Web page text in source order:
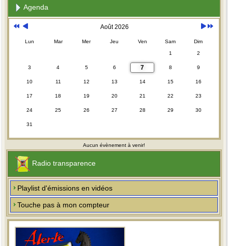
Agenda
Août 2026
Lun Mar Mer Jeu Ven Sam Dim
1 2
3 4 5 6 7 8 9
10 11 12 13 14 15 16
17 18 19 20 21 22 23
24 25 26 27 28 29 30
31
Aucun évènement à venir!
Radio transparence
Playlist d'émissions en vidéos
Touche pas à mon compteur